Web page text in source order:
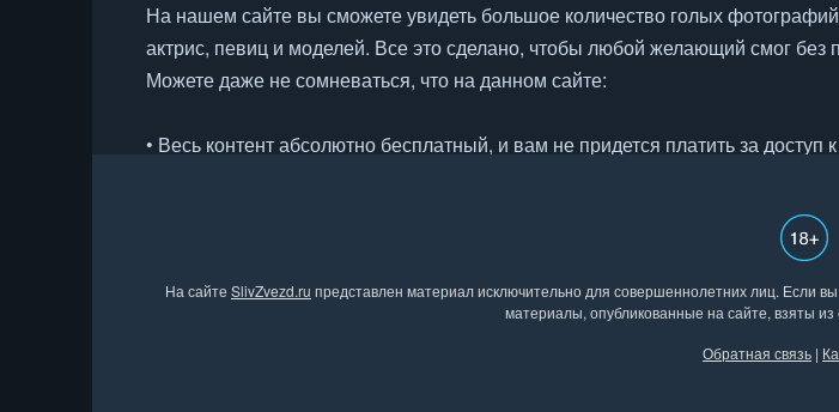
На нашем сайте вы сможете увидеть большое количество голых
актрис, певиц и моделей. Все это сделано, чтобы любой желающий смог
Можете даже не сомневаться, что на данном сайте:
• Весь контент абсолютно бесплатный, и вам не придется платить за доступ
• Подборки снимков постоянно обновляются и появляются новые сливы
Также на сайте вас жду не только голые фото, но и видео, если такие
На сайте SlivZvezd.ru представлен материал исключительно для совершеннолетних лиц. Если
материалы, опубликованные на сайте, взяты
Обратная связь |